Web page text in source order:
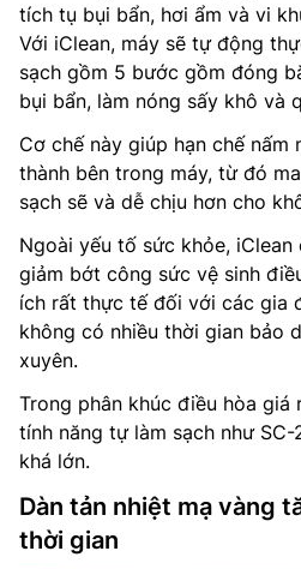
tích tụ bụi bẩn, hơi ẩm và vi
Với iClean, máy sẽ tự động
sạch gồm 5 bước gồm đóng
bụi bẩn, làm nóng sấy khô và
Cơ chế này giúp hạn chế nấm
thành bên trong máy, từ đó
sạch sẽ và dễ chịu hơn cho
Ngoài yếu tố sức khỏe,
giảm bớt công sức vệ sinh
ích rất thực tế đối với các gia
không có nhiều thời gian bảo
xuyên.
Trong phân khúc điều hòa
tính năng tự làm sạch như
khá lớn.
Dàn tản nhiệt mạ vàng
thời gian